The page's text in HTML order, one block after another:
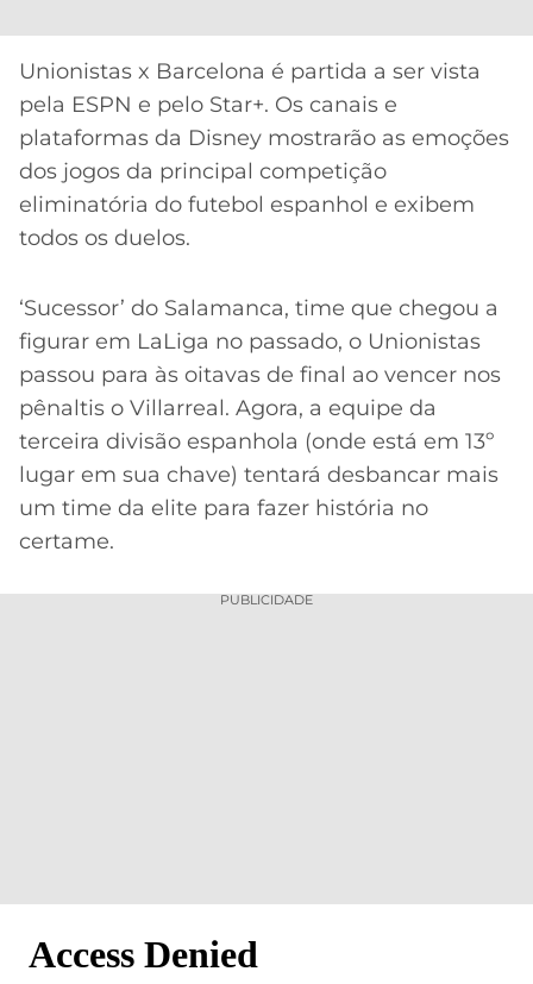
Acesse o perfil do autor
no Twitter
Unionistas x Barcelona é partida a ser vista
pela ESPN e pelo Star+. Os canais e
plataformas da Disney mostrarão as emoções
dos jogos da principal competição
eliminatória do futebol espanhol e exibem
todos os duelos.
‘Sucessor’ do Salamanca, time que chegou a
figurar em LaLiga no passado, o Unionistas
passou para às oitavas de final ao vencer nos
pênaltis o Villarreal. Agora, a equipe da
terceira divisão espanhola (onde está em 13º
lugar em sua chave) tentará desbancar mais
um time da elite para fazer história no
certame.
PUBLICIDADE